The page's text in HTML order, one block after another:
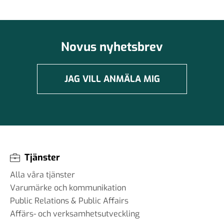
Novus nyhetsbrev
JAG VILL ANMÄLA MIG
Tjänster
Alla våra tjänster
Varumärke och kommunikation
Public Relations & Public Affairs
Affärs- och verksamhetsutveckling